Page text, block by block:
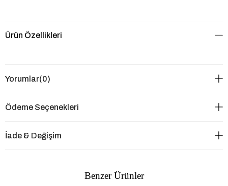
Ürün Özellikleri
Yorumlar(0)
Ödeme Seçenekleri
İade & Değişim
Benzer Ürünler